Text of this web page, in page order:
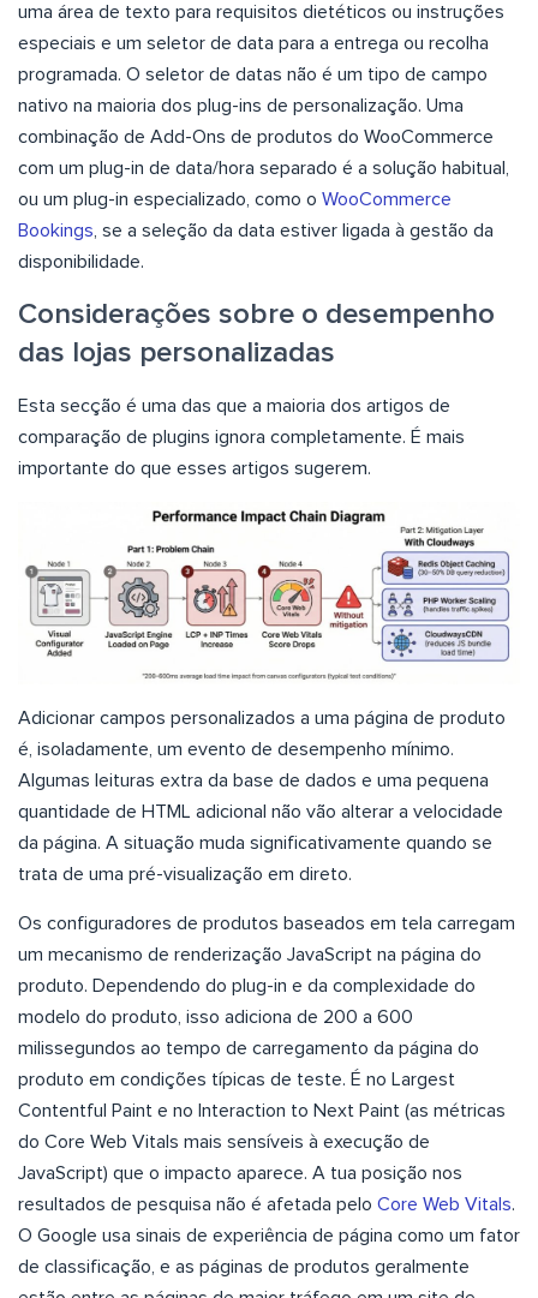
uma área de texto para requisitos dietéticos ou instruções
especiais e um seletor de data para a entrega ou recolha
programada. O seletor de datas não é um tipo de campo
nativo na maioria dos plug-ins de personalização. Uma
combinação de Add-Ons de produtos do WooCommerce
com um plug-in de data/hora separado é a solução habitual,
ou um plug-in especializado, como o WooCommerce
Bookings , se a seleção da data estiver ligada à gestão da
disponibilidade.
Considerações sobre o desempenho
das lojas personalizadas
Esta secção é uma das que a maioria dos artigos de
comparação de plugins ignora completamente. É mais
importante do que esses artigos sugerem.
Adicionar campos personalizados a uma página de produto
é, isoladamente, um evento de desempenho mínimo.
Algumas leituras extra da base de dados e uma pequena
quantidade de HTML adicional não vão alterar a velocidade
da página. A situação muda significativamente quando se
trata de uma pré-visualização em direto.
Os configuradores de produtos baseados em tela carregam
um mecanismo de renderização JavaScript na página do
produto. Dependendo do plug-in e da complexidade do
modelo do produto, isso adiciona de 200 a 600
milissegundos ao tempo de carregamento da página do
produto em condições típicas de teste. É no Largest
Contentful Paint e no Interaction to Next Paint (as métricas
do Core Web Vitals mais sensíveis à execução de
JavaScript) que o impacto aparece. A tua posição nos
resultados de pesquisa não é afetada pelo Core Web Vitals.
O Google usa sinais de experiência de página como um fator
de classificação, e as páginas de produtos geralmente